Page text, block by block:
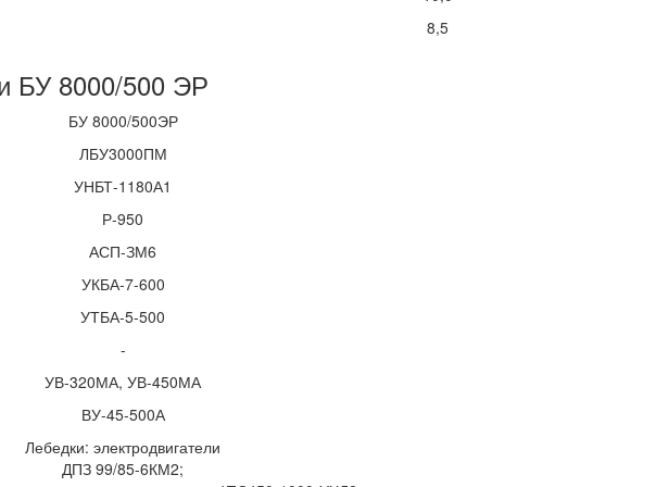
8,5
БУ 8000/500 ЭР
БУ 8000/500ЭР
ЛБУ3000ПМ
УНБТ-1180А1
Р-950
АСП-ЗМ6
УКБА-7-600
УТБА-5-500
-
УВ-320МА, УВ-450МА
ВУ-45-500А
Лебедки: электродвигатели
ДПЗ 99/85-6КМ2;